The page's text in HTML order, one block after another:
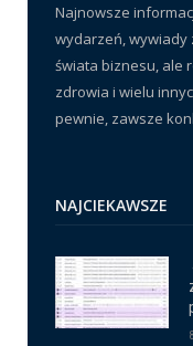
Najnowsze
wydarzeń, wywiady
świata biznesu, ale
zdrowia i wielu
pewnie, zawsze
NAJCIEKAWSZE